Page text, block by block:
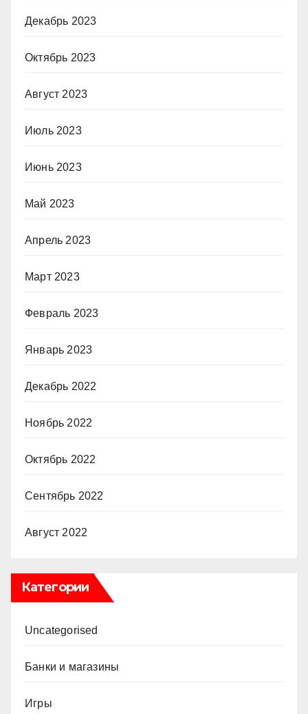
Декабрь 2023
Октябрь 2023
Август 2023
Июль 2023
Июнь 2023
Май 2023
Апрель 2023
Март 2023
Февраль 2023
Январь 2023
Декабрь 2022
Ноябрь 2022
Октябрь 2022
Сентябрь 2022
Август 2022
Категории
Uncategorised
Банки и магазины
Игры